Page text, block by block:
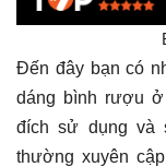
Đến đây bạn có
dáng bình rượu ở
đích sử dụng và
thường xuyên